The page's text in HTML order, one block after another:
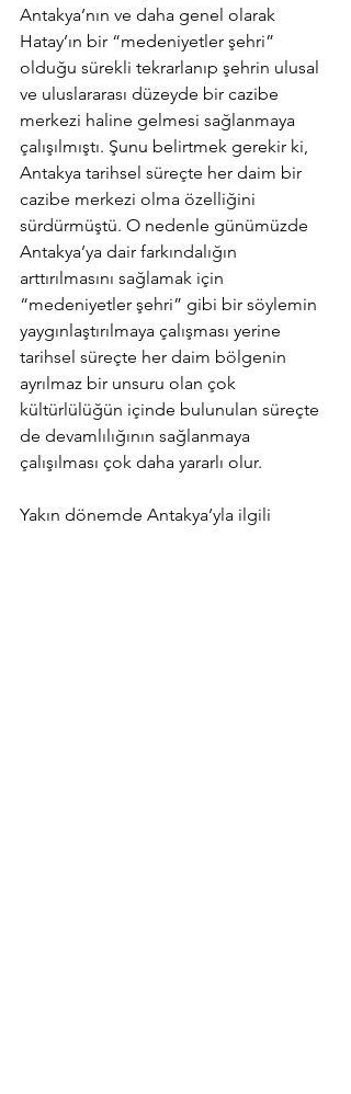
Antakya’nın ve daha genel olarak
Hatay’ın bir “medeniyetler şehri”
olduğu sürekli tekrarlanıp şehrin ulusal
ve uluslararası düzeyde bir cazibe
merkezi haline gelmesi sağlanmaya
çalışılmıştı. Şunu belirtmek gerekir ki,
Antakya tarihsel süreçte her daim bir
cazibe merkezi olma özelliğini
sürdürmüştü. O nedenle günümüzde
Antakya’ya dair farkındalığın
arttırılmasını sağlamak için
“medeniyetler şehri” gibi bir söylemin
yaygınlaştırılmaya çalışması yerine
tarihsel süreçte her daim bölgenin
ayrılmaz bir unsuru olan çok
kültürlülüğün içinde bulunulan süreçte
de devamlılığının sağlanmaya
çalışılması çok daha yararlı olur.
Yakın dönemde Antakya’yla ilgili